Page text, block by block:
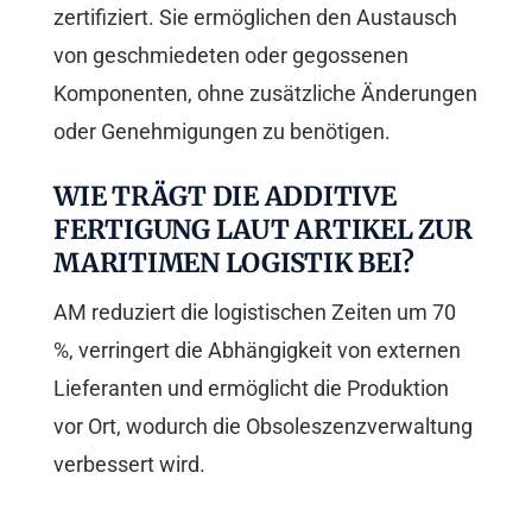
zertifiziert. Sie ermöglichen den Austausch
von geschmiedeten oder gegossenen
Komponenten, ohne zusätzliche Änderungen
oder Genehmigungen zu benötigen.
WIE TRÄGT DIE ADDITIVE
FERTIGUNG LAUT ARTIKEL ZUR
MARITIMEN LOGISTIK BEI?
AM reduziert die logistischen Zeiten um 70
%, verringert die Abhängigkeit von externen
Lieferanten und ermöglicht die Produktion
vor Ort, wodurch die Obsoleszenzverwaltung
verbessert wird.